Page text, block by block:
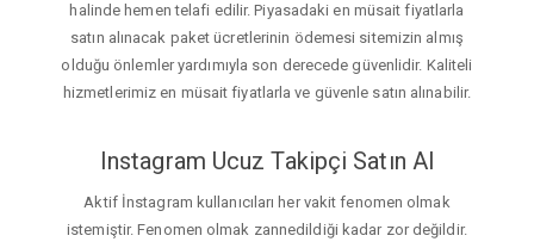
halinde hemen telafi edilir. Piyasadaki en müsait fiyatlarla
satın alınacak paket ücretlerinin ödemesi sitemizin almış
olduğu önlemler yardımıyla son derecede güvenlidir. Kaliteli
hizmetlerimiz en müsait fiyatlarla ve güvenle satın alınabilir.
Instagram Ucuz Takipçi Satın Al
Aktif İnstagram kullanıcıları her vakit fenomen olmak
istemiştir. Fenomen olmak zannedildiği kadar zor değildir.